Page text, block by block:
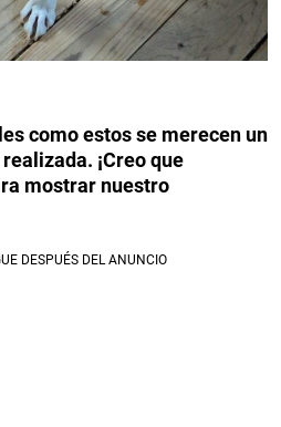
como estos se merecen un
¡Creo que
mostrar nuestro